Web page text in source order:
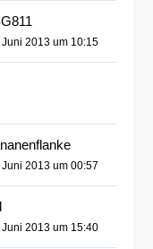
Juni 2013 um 10:15
2013 um 00:57
Juni 2013 um 15:40